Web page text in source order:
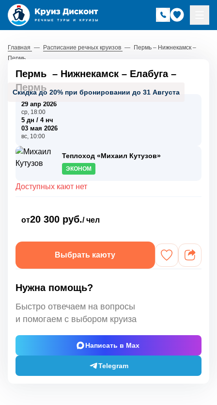
Главная — Расписание речных круизов — Пермь – Нижнекамск –
Пермь
Скидка до 20% при бронировании до 31 Августа
Пермь – Нижнекамск – Елабуга–
Пермь
29 апр 2026
ср, 18:00
5 дн / 4 нч
03 мая 2026
вс, 10:00
Теплоход «Михаил Кутузов»
ЭКОНОМ
Доступных кают нет
от20 300 руб./ чел
Выбрать каюту
Нужна помощь?
Быстро отвечаем на вопросы
и помогаем с выбором круиза
Написать в Max
Telegram